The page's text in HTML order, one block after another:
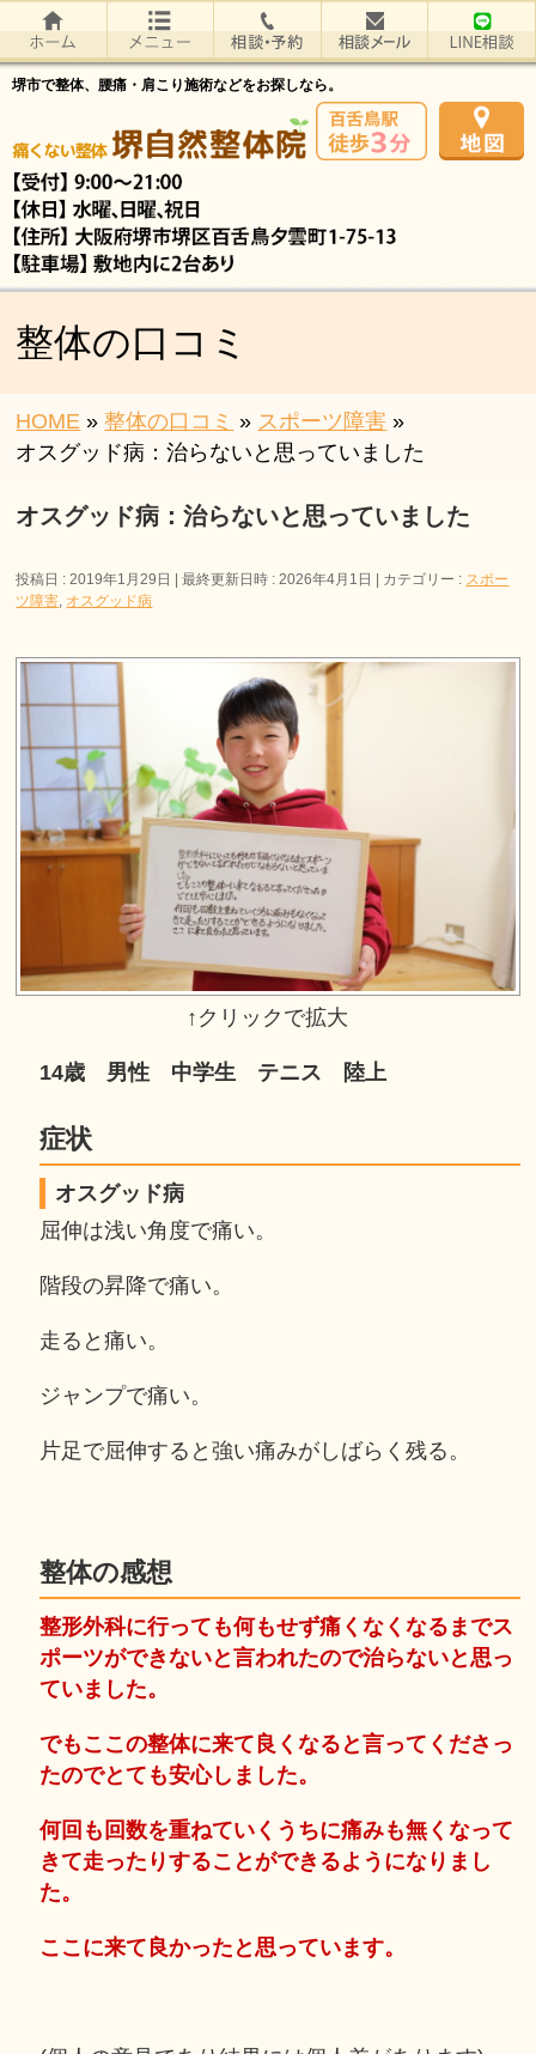
堺市で整体、腰痛・肩こり施術などをお探しなら。
整体の口コミ
HOME » 整体の口コミ » スポーツ障害 »
オスグッド病：治らないと思っていました
オスグッド病：治らないと思っていました
投稿日 : 2019年1月29日 最終更新日時 : 2026年4月1日 カテゴリー : スポー
ツ障害, オスグッド病
14歳 男性 中学生 テニス 陸上
症状
オスグッド病
屈伸は浅い角度で痛い。
階段の昇降で痛い。
走ると痛い。
ジャンプで痛い。
片足で屈伸すると強い痛みがしばらく残る。
整体の感想
整形外科に行っても何もせず痛くなくなるまでス
ポーツができないと言われたので治らないと思っ
ていました。
でもここの整体に来て良くなると言ってくださっ
たのでとても安心しました。
何回も回数を重ねていくうちに痛みも無くなって
きて走ったりすることができるようになりまし
た。
ここに来て良かったと思っています。